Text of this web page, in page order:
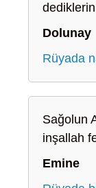
Dolunay
Rüyada
Sağolun
inşallah
Emine